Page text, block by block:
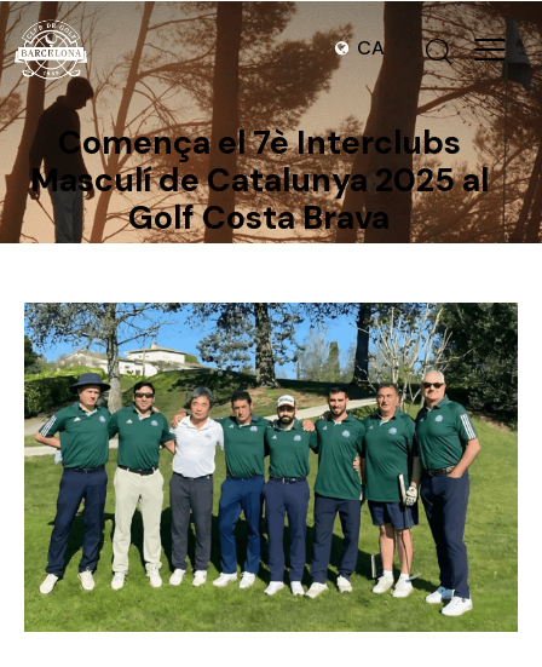
CA
Comença el 7è Interclubs
Masculí de Catalunya 2025 al
Golf Costa Brava